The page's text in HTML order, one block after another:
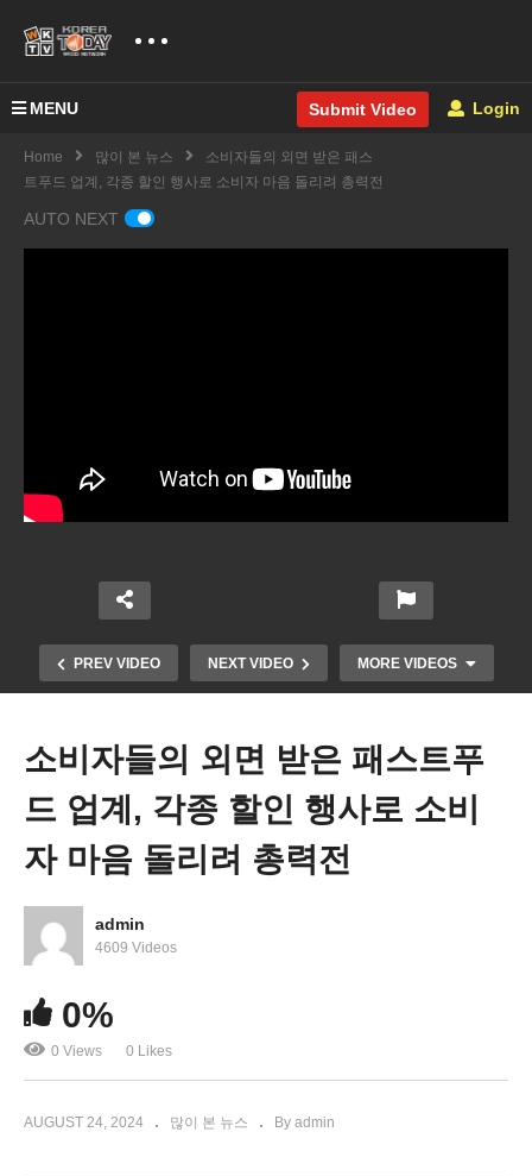
MENU Submit Video Login
Home 많이 본 뉴스
소비자들의 외면 받은 패스
트푸드 업계, 각종 할인 행사로 소비자 마음 돌리려 총력전
AUTO NEXT
PREV VIDEO NEXT VIDEO MORE VIDEOS
코로나 재확산으로 건강에 위협 느끼는 미국민 증가
소비자들의 외면 받은 패스트푸
드 업계, 각종 할인 행사로 소비
자 마음 돌리려 총력전
admin
4609 Videos
0%
0 Views 0 Likes
AUGUST 24, 2024 많이 본 뉴스 By admin